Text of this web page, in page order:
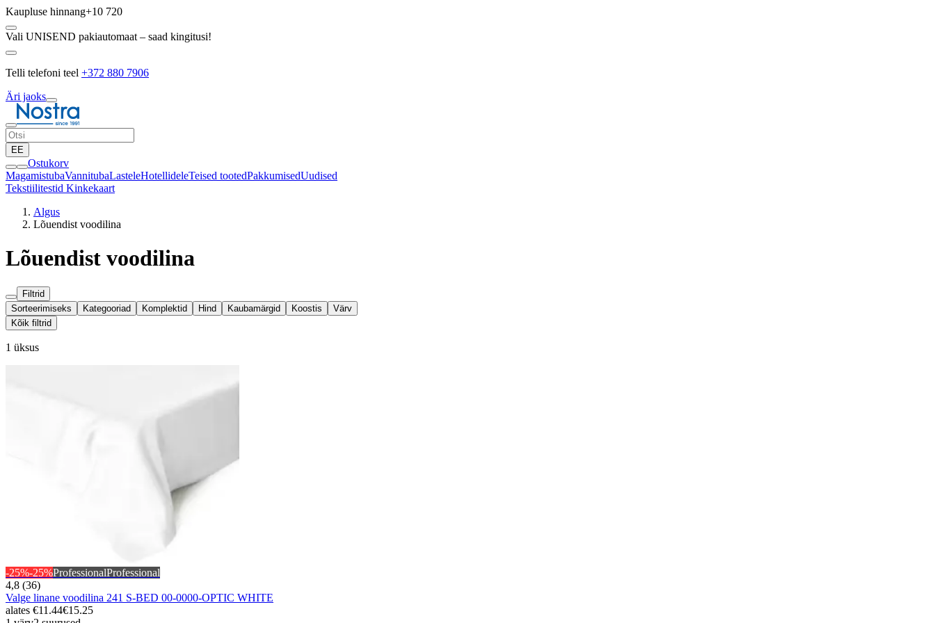
Kaupluse hinnang+10 720
Vali UNISEND pakiautomaat – saad kingitusi!
Telli telefoni teel +372 880 7906
Äri jaoks
EE
Ostukorv
MagamistubaVannitubaLasteleHotellideleTeised tootedPakkumisedUudised
Tekstiilitestid Kinkekaart
Algus
Lõuendist voodilina
Lõuendist voodilina
Filtrid
Sorteerimiseks
Kategooriad Komplektid Hind Kaubamärgid Koostis
Värv
Kõik filtrid
1 üksus
-25%-25%ProfessionalProfessional
4,8 (36)
Valge linane voodilina 241 S-BED 00-0000-OPTIC WHITE
alates €11.44€15.25